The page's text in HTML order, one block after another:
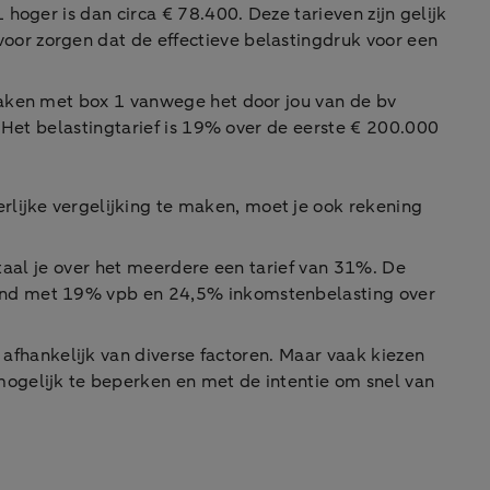
is dan circa € 78.400. Deze tarieven zijn gelijk
zorgen dat de effectieve belastingdruk voor een
met box 1 vanwege het door jou van de bv
belastingtarief is 19% over de eerste € 200.000
vergelijking te maken, moet je ook rekening
je over het meerdere een tarief van 31%. De
met 19% vpb en 24,5% inkomstenbelasting over
van diverse factoren. Maar vaak kiezen
te beperken en met de intentie om snel van